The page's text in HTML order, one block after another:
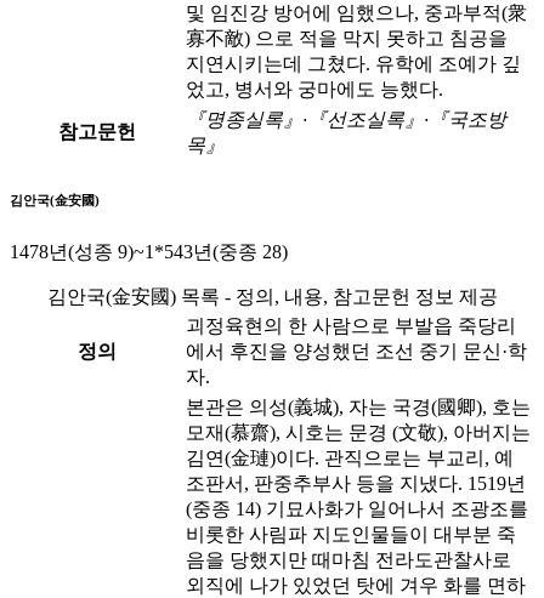
및 임진강 방어에 임했으나, 중과부적(衆
寡不敵) 으로 적을 막지 못하고 침공을
지연시키는데 그쳤다. 유학에 조예가 깊
었고, 병서와 궁마에도 능했다.
참고문헌
『명종실록』·『선조실록』·『국조방
목』
김안국(金安國)
1478년(성종 9)~1*543년(중종 28)
김안국(金安國) 목록 - 정의, 내용, 참고문헌 정보 제공
정의
괴정육현의 한 사람으로 부발읍 죽당리
에서 후진을 양성했던 조선 중기 문신·학
자.
본관은 의성(義城), 자는 국경(國卿), 호는
모재(慕齋), 시호는 문경 (文敬), 아버지는
김연(金璉)이다. 관직으로는 부교리, 예
조판서, 판중추부사 등을 지냈다. 1519년
(중종 14) 기묘사화가 일어나서 조광조를
비롯한 사림파 지도인물들이 대부분 죽
음을 당했지만 때마침 전라도관찰사로
외직에 나가 있었던 탓에 겨우 화를 면하